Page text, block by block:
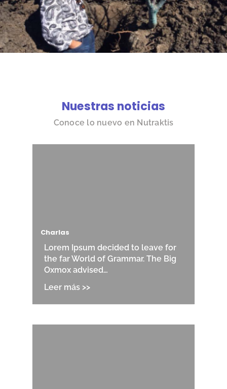
Nuestras noticias
Conoce lo nuevo en Nutraktis
Charlas
Lorem Ipsum decided to leave for
the far World of Grammar. The Big
Oxmox advised…